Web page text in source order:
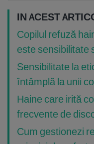
IN ACEST
Copilul refuză
este sensibilitate
Sensibilitate la
întâmplă la unii
Haine care irită
frecvente de
Cum gestionezi